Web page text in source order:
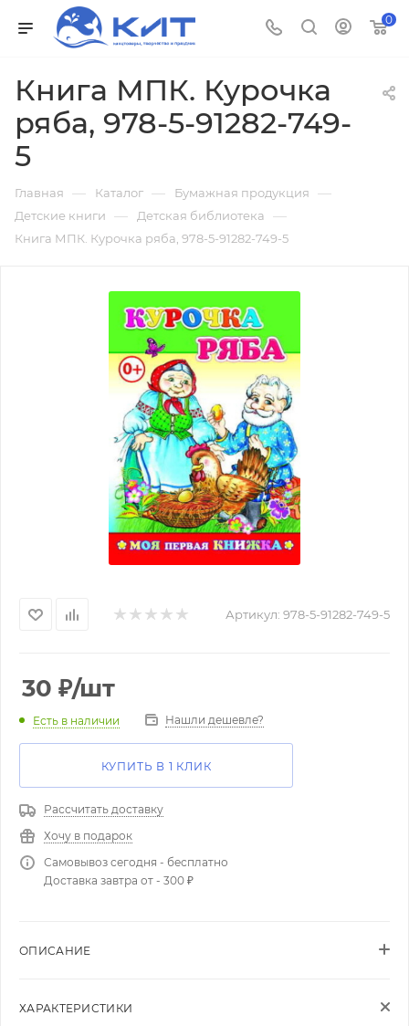
0
Книга МПК. Курочка
ряба, 978-5-91282-749-
5
Главная — Каталог — Бумажная продукция —
Детские книги — Детская библиотека —
Книга МПК. Курочка ряба, 978-5-91282-749-5
Артикул: 978-5-91282-749-5
30 ₽/шт
Есть в наличии Нашли дешевле?
КУПИТЬ В 1 КЛИК
Рассчитать доставку
Хочу в подарок
Самовывоз сегодня - бесплатно
Доставка завтра от - 300 ₽
ОПИСАНИЕ
ХАРАКТЕРИСТИКИ